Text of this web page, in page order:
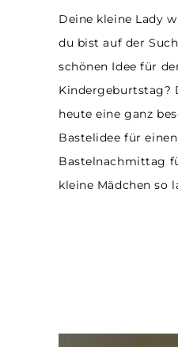
Deine kleine Lady
du bist auf der
schönen Idee für
Kindergeburtstag?
heute eine ganz
Bastelidee für
Bastelnachmittag
kleine Mädchen so